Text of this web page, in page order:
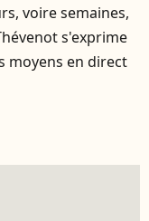
voire semaines,
s'exprime
moyens en direct